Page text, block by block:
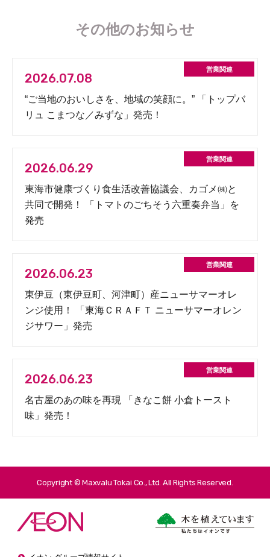
その他のお知らせ
2026.07.08
“ご当地のおいしさを、地域の笑顔に。” 「トップバ
リュ こまつな／みずな」発売！
2026.06.29
東海市健康づくり食生活改善協議会、カゴメ㈱と
共同で開発！ 「トマトのごちそう六重奏弁当」を
発売
2026.06.23
東伊豆（東伊豆町、河津町）産ニューサマーオレ
ンジ使用！ 「東海ＣＲＡＦＴ ニューサマーオレン
ジサワー」発売
2026.06.23
名古屋のあの味を再現 「きなこ餅 小倉トースト
味」発売！
Copyright © Maxvalu Tokai Co., Ltd. All Rights Reserved.